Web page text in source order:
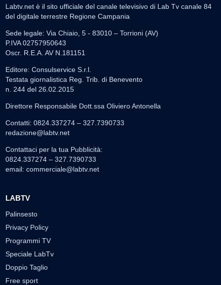
Labtv.net è il sito ufficiale del canale televisivo di Lab Tv canale 84
del digitale terrestre Regione Campania
Sede legale: Via Chiaio, 5 - 83010 – Torrioni (AV)
P.IVA 02757950643
Oscr. R.E.A. AV N.181151
Editore: Consulservice S.r.l.
Testata giornalistica Reg. Trib. di Benevento
n. 244 del 26.02.2015
Direttore Responsabile Dott.ssa Oliviero Antonella
Contatti: 0824.337274 – 327.7390733
redazione@labtv.net
Contattaci per la tua Pubblicità:
0824.337274 – 327.7390733
email: commerciale@labtv.net
LABTV
Palinsesto
Privacy Policy
Programmi TV
Speciale LabTv
Doppio Taglio
Free sport